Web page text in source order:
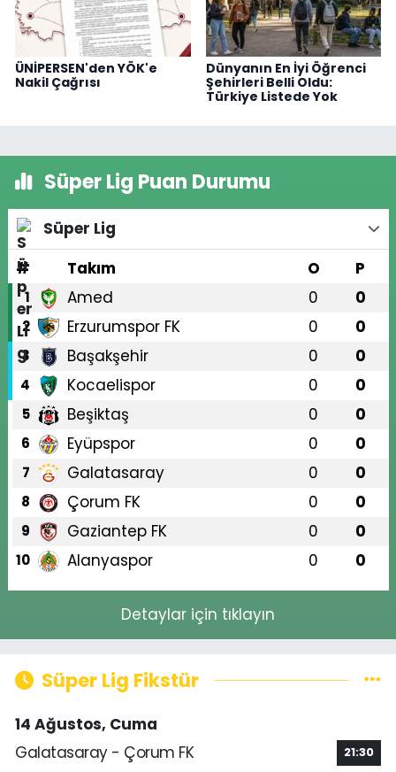
ÜNİPERSEN'den YÖK'e
Nakil Çağrısı
Dünyanın En İyi Öğrenci
Şehirleri Belli Oldu:
Türkiye Listede Yok
Süper Lig Puan Durumu
Süper Lig
#
Takım O P
1 Amed 0 0
2 Erzurumspor FK 0 0
3 Başakşehir 0 0
4 Kocaelispor 0 0
5 Beşiktaş 0 0
6 Eyüpspor 0 0
7 Galatasaray 0 0
8 Çorum FK 0 0
9 Gaziantep FK 0 0
10 Alanyaspor 0 0
Detaylar için tıklayın
Süper Lig Fikstür
14 Ağustos, Cuma
Galatasaray - Çorum FK
21:30